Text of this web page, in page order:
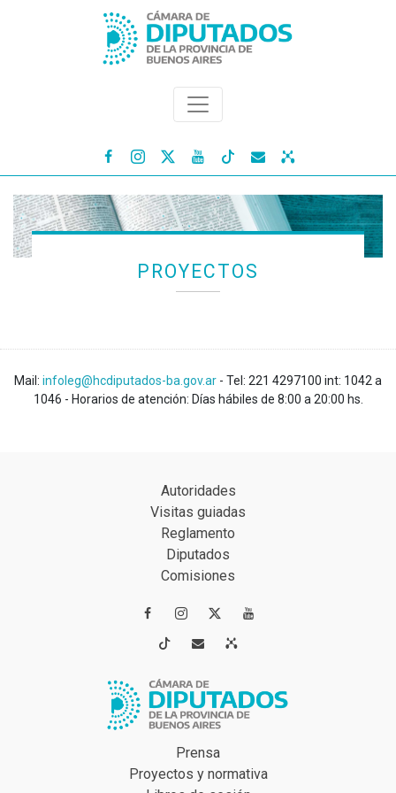
   
PROYECTOS
Mail: infoleg@hcdiputados-ba.gov.ar - Tel: 221 4297100 int: 1042 a
1046 - Horarios de atención: Días hábiles de 8:00 a 20:00 hs.
Autoridades
Visitas guiadas
Reglamento
Diputados
Comisiones
 
 
Prensa
Proyectos y normativa